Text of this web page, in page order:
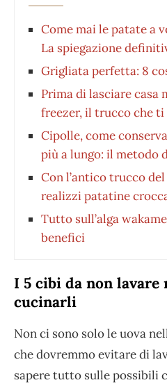
Come mai le patate a
La spiegazione
Grigliata perfetta: 8
Prima di lasciare casa
freezer, il trucco che
Cipolle, come
più a lungo: il metodo
Con l’antico trucco
realizzi patatine
Tutto sull’alga
benefici
I 5 cibi da non
cucinarli
Non ci sono solo le uova
che dovremmo evitare di
sapere tutto sulle possibili